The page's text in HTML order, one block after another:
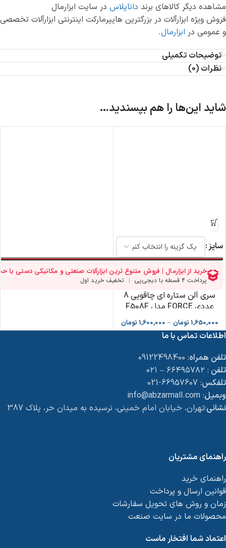
مشاهده دیگر کالاهای برند داناپلاس در سایت ابزارمال
فروش ویژه ابزارآلات در بزرگترین هایپرمارکت اینترنتی ابزارآلات تخصصی
و عمومی در ابزارمال.
توضیحات تکمیلی
نظرات (0)
شاید این‌ها را هم بپسندید…
سایز
سری آلن ستاره ای چاقویی 8
عددی FORCE مدل F508F
1,650,000 تومان –
1,600,000 تومان
اطلاعات تماس با ما
تلفن همراه: 09122498400
تلفن : ۶۶۴۹۵۷۸۲ – ۰۲۱
تلفکس: 66957607-021
وبمیل: info@abzarmall.com
نشانی:تهران، خیابان امام خمینی، نرسیده به میدان حر، پلاک 387
راهنمای مشتریان
راهنمای خرید
قوانین ارسال و پرداخت
زمان و روش های تحویل سفارشات
محصولات ما در سایت صنعت
اعتماد شما افتخار ماست